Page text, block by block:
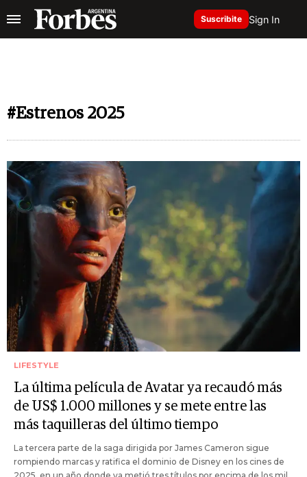
Suscribite Sign In
#Estrenos 2025
LIFESTYLE
La última película de Avatar ya recaudó más
de US$ 1.000 millones y se mete entre las
más taquilleras del último tiempo
La tercera parte de la saga dirigida por James Cameron sigue
rompiendo marcas y ratifica el dominio de Disney en los cines de